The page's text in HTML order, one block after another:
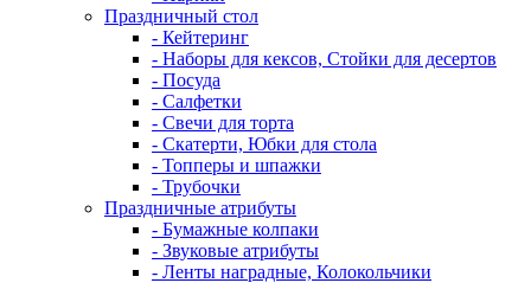
Праздничный стол
- Кейтеринг
- Наборы для кексов, Стойки для десертов
- Посуда
- Салфетки
- Свечи для торта
- Скатерти, Юбки для стола
- Топперы и шпажки
- Трубочки
Праздничные атрибуты
- Бумажные колпаки
- Звуковые атрибуты
- Ленты наградные, Колокольчики